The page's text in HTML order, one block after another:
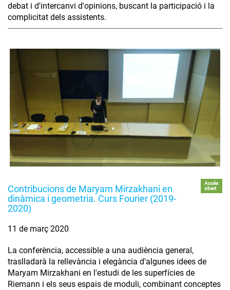
debat i d'intercanvi d'opinions, buscant la participació i la
complicitat dels assistents.
Contribucions de Maryam Mirzakhani en
dinàmica i geometria. Curs Fourier (2019-
2020)
Accés
obert
11 de març 2020
La conferència, accessible a una audiència general,
traslladarà la rellevància i elegància d'algunes idees de
Maryam Mirzakhani en l'estudi de les superfícies de
Riemann i els seus espais de moduli, combinant conceptes